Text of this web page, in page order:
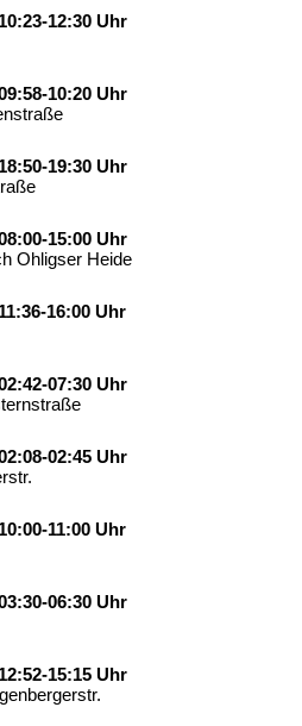
12:30 Uhr
10:20 Uhr
19:30 Uhr
15:00 Uhr
Ohligser Heide
16:00 Uhr
07:30 Uhr
02:45 Uhr
11:00 Uhr
06:30 Uhr
15:15 Uhr